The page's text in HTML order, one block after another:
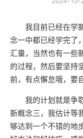
我目前已经在学
念一中都已经学完了
汇量，当然也有一些
的过程，然后要坚持
前，有点懈怠哦，要
我的计划就是争
新概念三，我估计等
够达到一个不错的地